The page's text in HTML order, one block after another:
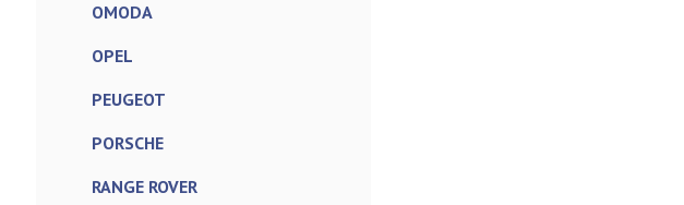
OMODA
OPEL
PEUGEOT
PORSCHE
RANGE ROVER